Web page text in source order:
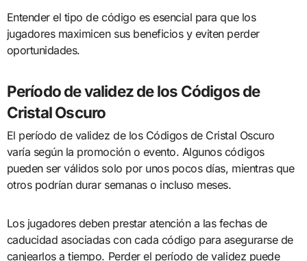
Entender el tipo de código es esencial para que los
jugadores maximicen sus beneficios y eviten perder
oportunidades.
Período de validez de los Códigos de
Cristal Oscuro
El período de validez de los Códigos de Cristal Oscuro
varía según la promoción o evento. Algunos códigos
pueden ser válidos solo por unos pocos días, mientras que
otros podrían durar semanas o incluso meses.
Los jugadores deben prestar atención a las fechas de
caducidad asociadas con cada código para asegurarse de
canjearlos a tiempo. Perder el período de validez puede